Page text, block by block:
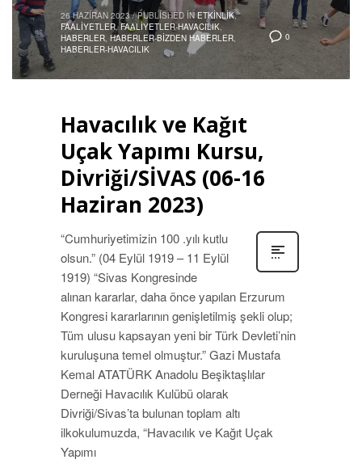
0
26 HAZIRAN 2023 / PUBLISHED IN ETKINLIK,
FAALIYETLER,FAALIYETLER-HAVACILIK,
HABERLER, HABERLER-BIZDEN HABERLER,
HABERLER-HAVACILIK
Havacılık ve Kağıt
Uçak Yapımı Kursu,
Divriği/SİVAS (06-16
Haziran 2023)
“Cumhuriyetimizin 100 .yılı kutlu
olsun.” (04 Eylül 1919 – 11 Eylül
1919) “Sivas Kongresinde
alınan kararlar, daha önce yapılan Erzurum
Kongresi kararlarının genişletilmiş şekli olup;
Tüm ulusu kapsayan yeni bir Türk Devleti’nin
kuruluşuna temel olmuştur.” Gazi Mustafa
Kemal ATATÜRK Anadolu Beşiktaşlılar
Derneği Havacılık Kulübü olarak
Divriği/Sivas’ta bulunan toplam altı
ilkokulumuzda, “Havacılık ve Kağıt Uçak
Yapımı